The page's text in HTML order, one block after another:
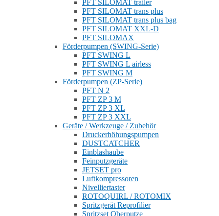
PFT SILOMAT trailer
PFT SILOMAT trans plus
PFT SILOMAT trans plus bag
PFT SILOMAT XXL-D
PFT SILOMAX
Förderpumpen (SWING-Serie)
PFT SWING L
PFT SWING L airless
PFT SWING M
Förderpumpen (ZP-Serie)
PFT N 2
PFT ZP 3 M
PFT ZP 3 XL
PFT ZP 3 XXL
Geräte / Werkzeuge / Zubehör
Druckerhöhungspumpen
DUSTCATCHER
Einblashaube
Feinputzgeräte
JETSET pro
Luftkompressoren
Nivelliertaster
ROTOQUIRL / ROTOMIX
Spritzgerät Reprofilier
Spritzset Oberputze